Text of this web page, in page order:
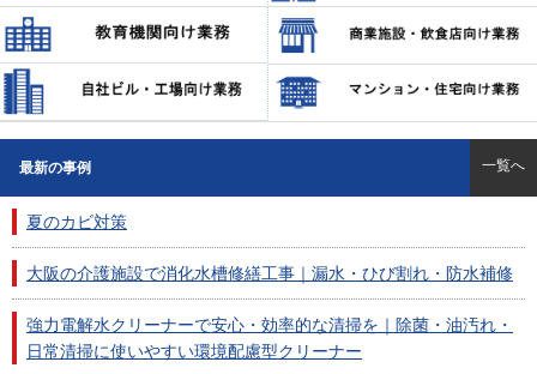
最新の事例 一覧へ
夏のカビ対策
大阪の介護施設で消化水槽修繕工事｜漏水・ひび割れ・防水補修
強力電解水クリーナーで安心・効率的な清掃を｜除菌・油汚れ・
日常清掃に使いやすい環境配慮型クリーナー